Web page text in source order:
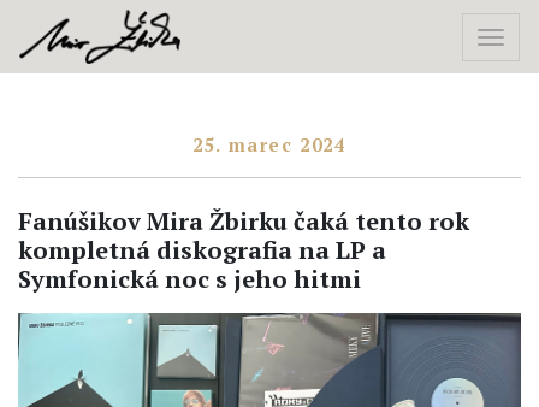
25. marec 2024
Fanúšikov Mira Žbirku čaká tento rok
kompletná diskografia na LP a
Symfonická noc s jeho hitmi